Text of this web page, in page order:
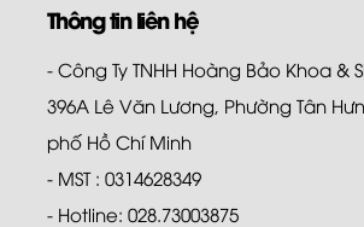
Thông tin liên hệ
- Công Ty TNHH Hoàng Bảo Khoa &
396A Lê Văn Lương, Phường Tân
phố Hồ Chí Minh
- MST : 0314628349
- Hotline: 028.73003875